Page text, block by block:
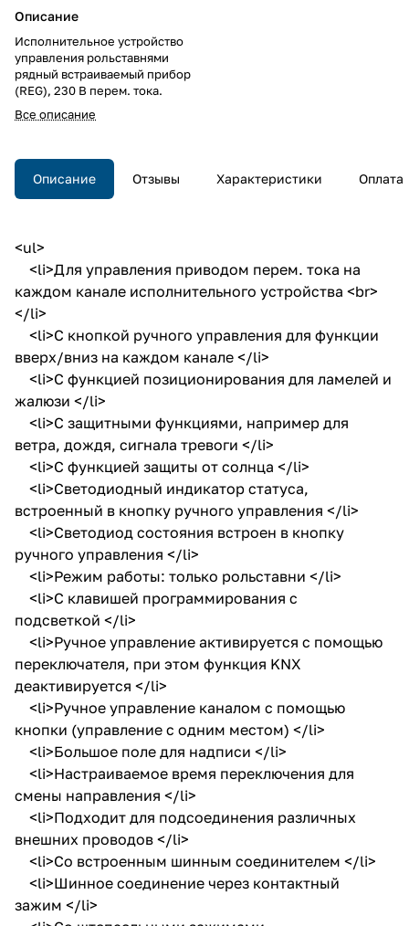
Описание
Исполнительное устройство
управления рольставнями
рядный встраиваемый прибор
(REG), 230 В перем. тока.
Все описание
Описание Отзывы Характеристики Оплата
<ul>
<li>Для управления приводом перем. тока на
каждом канале исполнительного устройства <br>
</li>
<li>С кнопкой ручного управления для функции
вверх/вниз на каждом канале </li>
<li>С функцией позиционирования для ламелей и
жалюзи </li>
<li>С защитными функциями, например для
ветра, дождя, сигнала тревоги </li>
<li>С функцией защиты от солнца </li>
<li>Светодиодный индикатор статуса,
встроенный в кнопку ручного управления </li>
<li>Светодиод состояния встроен в кнопку
ручного управления </li>
<li>Режим работы: только рольставни </li>
<li>С клавишей программирования с
подсветкой </li>
<li>Ручное управление активируется с помощью
переключателя, при этом функция KNX
деактивируется </li>
<li>Ручное управление каналом с помощью
кнопки (управление с одним местом) </li>
<li>Большое поле для надписи </li>
<li>Настраиваемое время переключения для
смены направления </li>
<li>Подходит для подсоединения различных
внешних проводов </li>
<li>Со встроенным шинным соединителем </li>
<li>Шинное соединение через контактный
зажим </li>